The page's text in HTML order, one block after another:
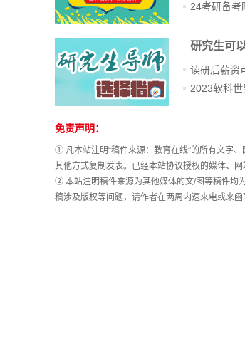
24考研备考
研究生可
读研后薪资
2023软科
站
长
统
计
免责声明：
① 凡本站注明“稿件来源：教育在线”的所有文字
其他方式复制发表。已经本站协议授权的媒体、
② 本站注明稿件来源为其他媒体的文/图等稿件均
稿涉及版权等问题，请作者在两周内速来电或来函